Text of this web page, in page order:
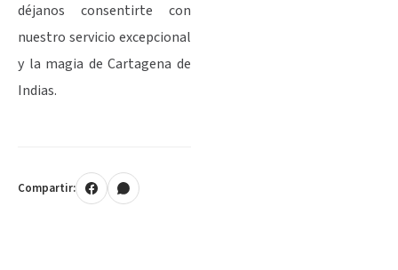
déjanos consentirte con
nuestro servicio excepcional
y la magia de Cartagena de
Indias.
Compartir: